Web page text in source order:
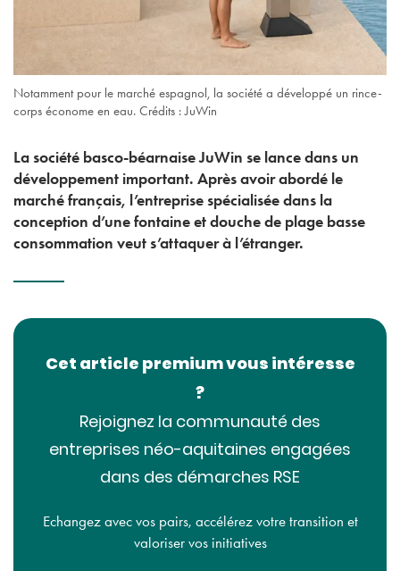
Notamment pour le marché espagnol, la société a développé un rince-
corps économe en eau. Crédits : JuWin
La société basco-béarnaise JuWin se lance dans un
développement important. Après avoir abordé le
marché français, l’entreprise spécialisée dans la
conception d’une fontaine et douche de plage basse
consommation veut s’attaquer à l’étranger.
Cet article premium vous intéresse
?
Rejoignez la communauté des
entreprises néo-aquitaines engagées
dans des démarches RSE
Echangez avec vos pairs, accélérez votre transition et
valoriser vos initiatives